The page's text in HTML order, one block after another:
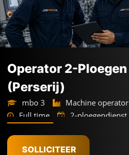
Operator 2-Ploegen
(Perserij)
mbo 3
Machine operator
Full time
2-ploegendienst
SOLLICITEER